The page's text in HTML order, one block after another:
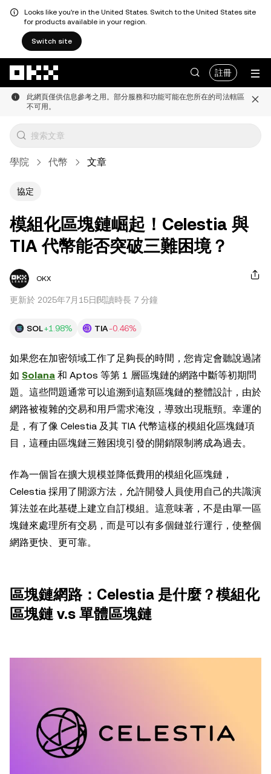
Looks like you're in the United States. Switch to the United States site
for products available in your region.
Switch site
註冊
此網頁僅供信息參考之用。部分服務和功能可能在您所在的司法轄區
不可用。
學院 代幣 文章
協定
模組化區塊鏈崛起！Celestia 與
TIA 代幣能否突破三難困境？
OKX
更新於 2025年7月15日 閱讀時長 7 分鐘
SOL+1.98% TIA-0.46%
如果您在加密領域工作了足夠長的時間，您肯定會聽說過諸
如 Solana 和 Aptos 等第 1 層區塊鏈的網路中斷等初期問
題。這些問題通常可以追溯到這類區塊鏈的整體設計，由於
網路被複雜的交易和用戶需求淹沒，導致出現瓶頸。幸運的
是，有了像 Celestia 及其 TIA 代幣這樣的模組化區塊鏈項
目，這種由區塊鏈三難困境引發的開銷限制將成為過去。
作為一個旨在擴大規模並降低費用的模組化區塊鏈，
Celestia 採用了開源方法，允許開發人員使用自己的共識演
算法並在此基礎上建立自訂模組。這意味著，不是由單一區
塊鏈來處理所有交易，而是可以有多個鏈並行運行，使整個
網路更快、更可靠。
區塊鏈網路：Celestia 是什麼？模組化
區塊鏈 v.s 單體區塊鏈